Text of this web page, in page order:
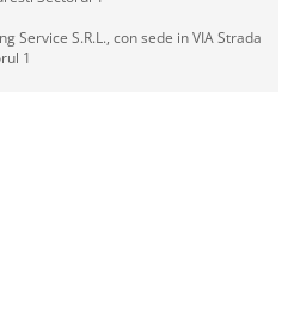
Service S.R.L., con sede in VIA Strada
1